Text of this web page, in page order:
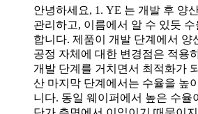
안녕하세요, 1. YE 는 개발 후 양
관리하고, 이름에서 알 수 있듯 수
합니다. 제품이 개발 단계에서 양
공정 자체에 대한 변경점은 적용
개발 단계를 거치면서 최적화가
산 마지막 단계에서는 수율을 높
니다. 동일 웨이퍼에서 높은 수율